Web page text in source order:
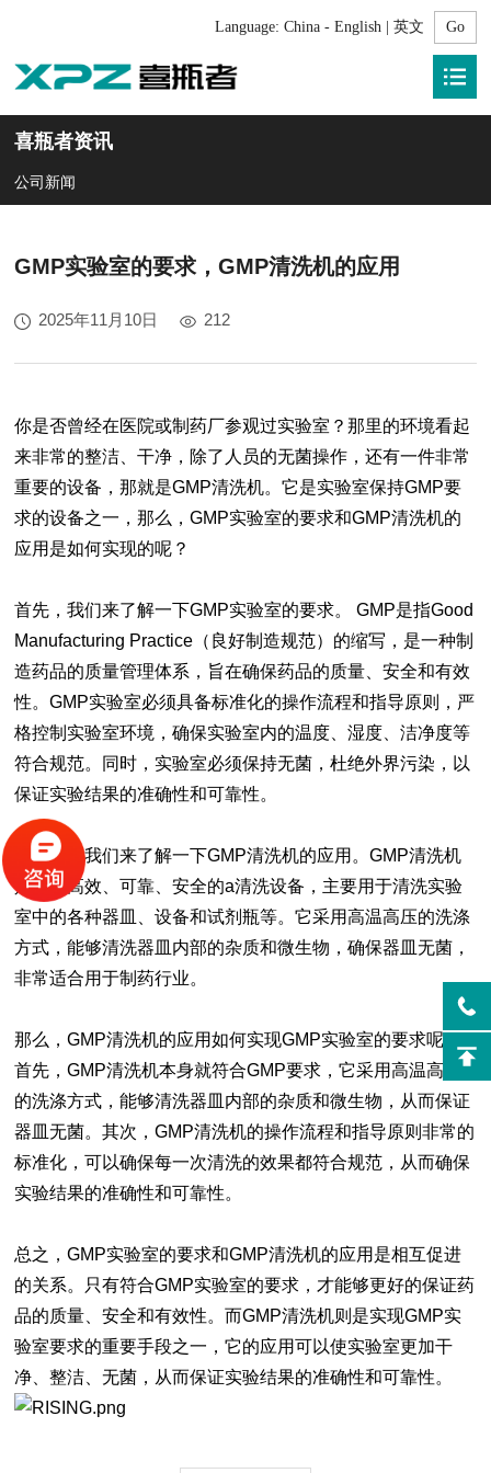
Language: China - English | 英文
喜瓶者资讯
公司新闻
GMP实验室的要求，GMP清洗机的应用
2025年11月10日 212
你是否曾经在医院或制药厂参观过实验室？那里的环境看起
来非常的整洁、干净，除了人员的无菌操作，还有一件非常
重要的设备，那就是GMP清洗机。它是实验室保持GMP要
求的设备之一，那么，GMP实验室的要求和GMP清洗机的
应用是如何实现的呢？
首先，我们来了解一下GMP实验室的要求。 GMP是指Good
Manufacturing Practice（良好制造规范）的缩写，是一种制
造药品的质量管理体系，旨在确保药品的质量、安全和有效
性。GMP实验室必须具备标准化的操作流程和指导原则，严
格控制实验室环境，确保实验室内的温度、湿度、洁净度等
符合规范。同时，实验室必须保持无菌，杜绝外界污染，以
保证实验结果的准确性和可靠性。
接下来，我们来了解一下GMP清洗机的应用。GMP清洗机
是一种高效、可靠、安全的a清洗设备，主要用于清洗实验
室中的各种器皿、设备和试剂瓶等。它采用高温高压的洗涤
方式，能够清洗器皿内部的杂质和微生物，确保器皿无菌，
非常适合用于制药行业。
那么，GMP清洗机的应用如何实现GMP实验室的要求呢？
首先，GMP清洗机本身就符合GMP要求，它采用高温高压
的洗涤方式，能够清洗器皿内部的杂质和微生物，从而保证
器皿无菌。其次，GMP清洗机的操作流程和指导原则非常的
标准化，可以确保每一次清洗的效果都符合规范，从而确保
实验结果的准确性和可靠性。
总之，GMP实验室的要求和GMP清洗机的应用是相互促进
的关系。只有符合GMP实验室的要求，才能够更好的保证药
品的质量、安全和有效性。而GMP清洗机则是实现GMP实
验室要求的重要手段之一，它的应用可以使实验室更加干
净、整洁、无菌，从而保证实验结果的准确性和可靠性。